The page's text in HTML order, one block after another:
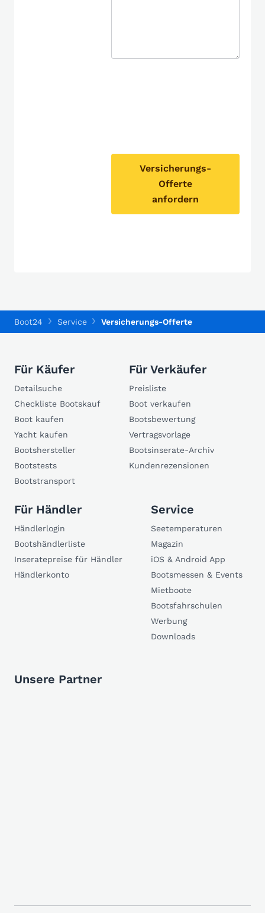
Versicherungs-
Offerte
anfordern
Boot24 Service Versicherungs-Offerte
Für Käufer
Detailsuche
Checkliste Bootskauf
Boot kaufen
Yacht kaufen
Bootshersteller
Bootstests
Bootstransport
Für Verkäufer
Preisliste
Boot verkaufen
Bootsbewertung
Vertragsvorlage
Bootsinserate-Archiv
Kundenrezensionen
Für Händler
Händlerlogin
Bootshändlerliste
Inseratepreise für Händler
Händlerkonto
Service
Seetemperaturen
Magazin
iOS & Android App
Bootsmessen & Events
Mietboote
Bootsfahrschulen
Werbung
Downloads
Unsere Partner